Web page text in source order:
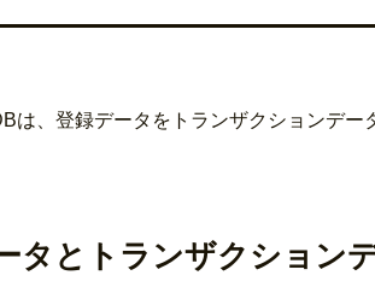
は、登録データをトランザクションデ
タとトランザクション